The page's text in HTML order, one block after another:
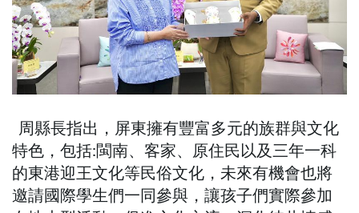
周縣長指出，屏東擁有豐富多元的族群與文化
特色，包括:閩南、客家、原住民以及三年一科
的東港迎王文化等民俗文化，未來有機會也將
邀請國際學生們一同參與，讓孩子們實際參加